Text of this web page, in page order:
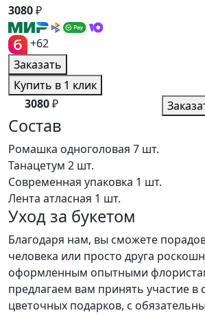
3080₽
+62
Заказать
Купить в 1 клик
3080₽
Состав
Ромашка одноголовая 7 шт.
Танацетум 2 шт.
Современная упаковка 1 шт.
Лента атласная 1 шт.
Уход за букетом
Благодаря нам, вы сможете
человека или просто друга
оформленным опытными
предлагаем вам принять участие в
цветочных подарков, с